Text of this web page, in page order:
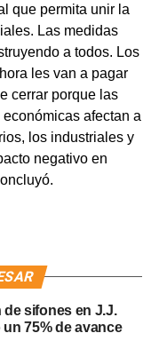
que permita unir la
Las medidas
a todos. Los
les van a pagar
cerrar porque las
afectan a
los industriales y
negativo en
sifones en J.J.
75% de avance